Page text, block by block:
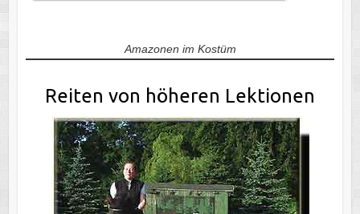
Amazonen im Kostüm
Reiten von höheren Lektionen